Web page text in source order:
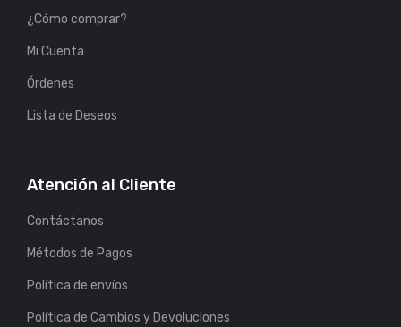
¿Cómo comprar?
Mi Cuenta
Órdenes
Lista de Deseos
Atención al Cliente
Contáctanos
Métodos de Pagos
Política de envíos
Política de Cambios y Devoluciones